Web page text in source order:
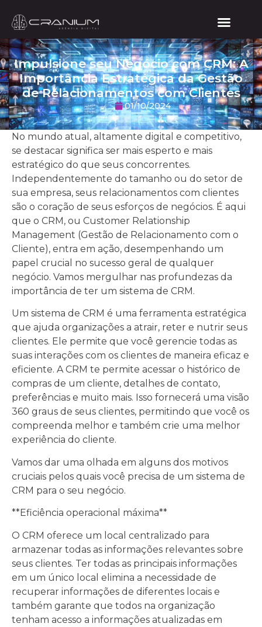
Impulsione seu Negócio com CRM: A
Importância Estratégica da Gestão
de Relacionamentos com Clientes
01/10/2024
No mundo atual, altamente digital e competitivo,
se destacar significa ser mais esperto e mais
estratégico do que seus concorrentes.
Independentemente do tamanho ou do setor de
sua empresa, seus relacionamentos com clientes
são o coração de seus esforços de negócios. É aqui
que o CRM, ou Customer Relationship
Management (Gestão de Relacionamento com o
Cliente), entra em ação, desempenhando um
papel crucial no sucesso geral de qualquer
negócio. Vamos mergulhar nas profundezas da
importância de ter um sistema de CRM.
Um sistema de CRM é uma ferramenta estratégica
que ajuda organizações a atrair, reter e nutrir seus
clientes. Ele permite que você gerencie todas as
suas interações com os clientes de maneira eficaz e
eficiente. A CRM te permite acessar o histórico de
compras de um cliente, detalhes de contato,
preferências e muito mais. Isso fornecerá uma visão
360 graus de seus clientes, permitindo que você os
compreenda melhor e também crie uma melhor
experiência do cliente.
Vamos dar uma olhada em alguns dos motivos
cruciais pelos quais você precisa de um sistema de
CRM para o seu negócio.
**Eficiência operacional máxima**
O CRM oferece um local centralizado para
armazenar todas as informações relevantes sobre
seus clientes. Ter todas as principais informações
em um único local elimina a necessidade de
recuperar informações de diferentes locais e
também garante que todos na organização
tenham acesso a informações atualizadas em